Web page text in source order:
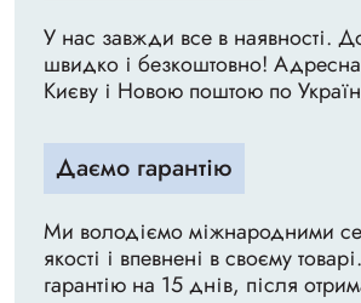
У нас завжди все в наявності.
швидко і безкоштовно!
Києву і Новою поштою по
Даємо гарантію
Ми володіємо міжнародними
якості і впевнені в своєму
гарантію на 15 днів, після